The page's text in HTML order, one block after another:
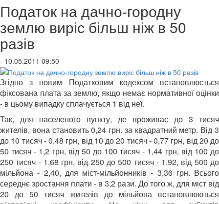
Податок на дачно-городну
землю виріс більш ніж в 50
разів
- 10.05.2011 09:50
Згідно з новим Податковим кодексом встановлюється
фіксована плата за землю, якщо немає нормативної оцінки
- в цьому випадку сплачується 1 від неї.
Так, для населеного пункту, де проживає до 3 тисяч
жителів, вона становить 0,24 грн. за квадратний метр. Від 3
до 10 тисяч - 0,48 грн, від 10 до 20 тисяч - 0,77 грн, від 20 до
50 тисяч - 1,2 грн, від 50 до 100 тисяч - 1,44 грн, від 100 до
250 тисяч - 1,68 грн, від 250 до 500 тисяч - 1,92, від 500 до
мільйона - 2,40, для міст-мільйонників - 3,36 грн. Всього
середнє зростання плати - в 3,2 рази. До того ж, для міст від
20 до 50 тисяч жителів до мільйона встановлюються